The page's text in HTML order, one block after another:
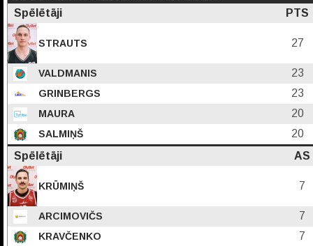
Spēlētāji
PTS
STRAUTS 27
VALDMANIS 23
GRINBERGS 23
MAURA 20
SALMIŅŠ
20
Spēlētāji
AS
KRŪMIŅŠ 7
ARCIMOVIČS 7
KRAVČENKO 7